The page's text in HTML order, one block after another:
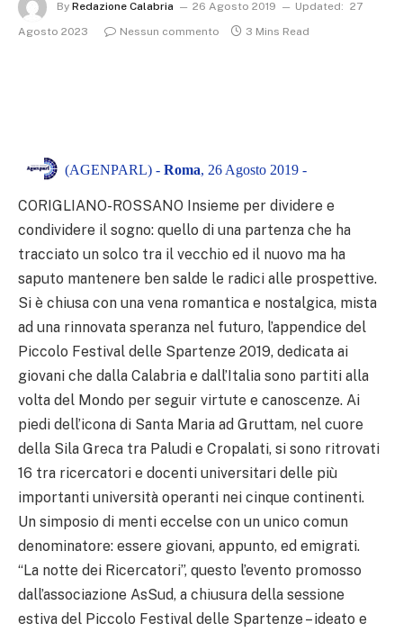
By Redazione Calabria 26 Agosto 2019 Updated: 27
Agosto 2023
Nessun commento 3 Mins Read
(AGENPARL) - Roma, 26 Agosto 2019 -
CORIGLIANO-ROSSANO Insieme per dividere e
condividere il sogno: quello di una partenza che ha
tracciato un solco tra il vecchio ed il nuovo ma ha
saputo mantenere ben salde le radici alle prospettive.
Si è chiusa con una vena romantica e nostalgica, mista
ad una rinnovata speranza nel futuro, l’appendice del
Piccolo Festival delle Spartenze 2019, dedicata ai
giovani che dalla Calabria e dall’Italia sono partiti alla
volta del Mondo per seguir virtute e canoscenze. Ai
piedi dell’icona di Santa Maria ad Gruttam, nel cuore
della Sila Greca tra Paludi e Cropalati, si sono ritrovati
16 tra ricercatori e docenti universitari delle più
importanti università operanti nei cinque continenti.
Un simposio di menti eccelse con un unico comun
denominatore: essere giovani, appunto, ed emigrati.
“La notte dei Ricercatori”, questo l’evento promosso
dall’associazione AsSud, a chiusura della sessione
estiva del Piccolo Festival delle Spartenze – ideato e